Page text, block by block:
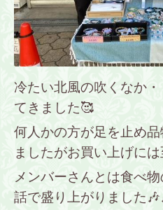
冷たい北風の吹くなか
てきました🥰
何人かの方が足を止め
ましたがお買い上げに
メンバーさんとは食べ
話で盛り上がりました